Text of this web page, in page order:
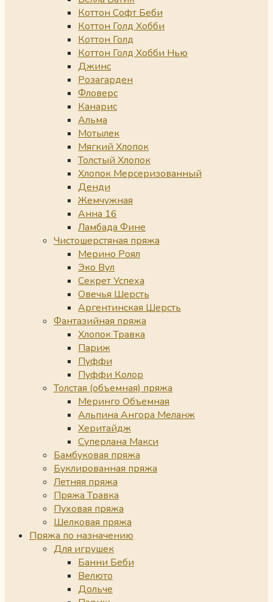
Коттон Софт Беби
Коттон Голд Хобби
Коттон Голд
Коттон Голд Хобби Нью
Джинс
Розагарден
Фловерс
Канарис
Альма
Мотылек
Мягкий Хлопок
Толстый Хлопок
Хлопок Мерсеризованный
Денди
Жемчужная
Анна 16
Ламбада Фине
Чистошерстяная пряжа
Мерино Роял
Эко Вул
Секрет Успеха
Овечья Шерсть
Аргентинская Шерсть
Фантазийная пряжа
Хлопок Травка
Париж
Пуффи
Пуффи Колор
Толстая (объемная) пряжа
Меринго Объемная
Альпина Ангора Меланж
Херитайдж
Суперлана Макси
Бамбуковая пряжа
Буклированная пряжа
Летняя пряжа
Пряжа Травка
Пуховая пряжа
Шелковая пряжа
Пряжа по назначению
Для игрушек
Банни Беби
Велюто
Дольче